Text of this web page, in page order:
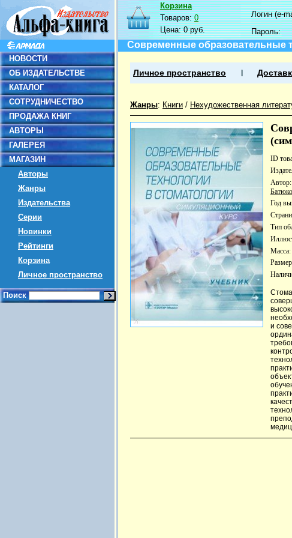
НОВОСТИ
ОБ ИЗДАТЕЛЬСТВЕ
КАТАЛОГ
СОТРУДНИЧЕСТВО
ПРОДАЖА КНИГ
АВТОРЫ
ГАЛЕРЕЯ
МАГАЗИН
Авторы
Жанры
Издательства
Серии
Новинки
Рейтинги
Корзина
Личное пространство
Поиск
Корзина
Товаров:0
Цена:0 руб.
Логин (e-
Пароль:
Современные образовательные
Личное пространство
Жанры: Книги / Нехудожественная
ID
Автор:
Год
Тип
Масса:
и